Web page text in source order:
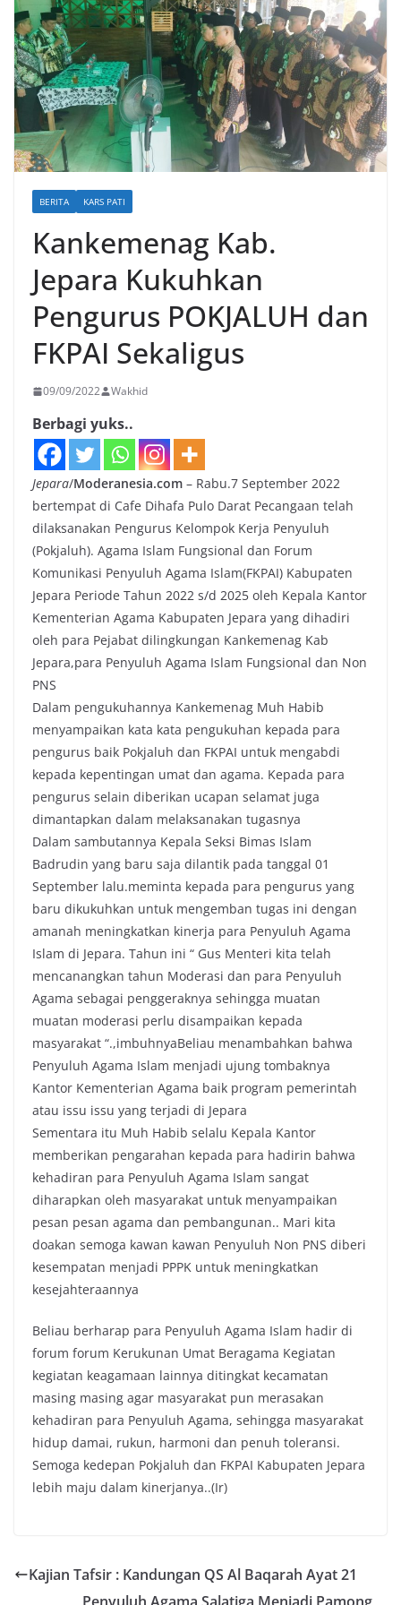
BERITA KARS PATI
Kankemenag Kab.
Jepara Kukuhkan
Pengurus POKJALUH dan
FKPAI Sekaligus
09/09/2022 Wakhid
Berbagi yuks..
Jepara/Moderanesia.com – Rabu.7 September 2022
bertempat di Cafe Dihafa Pulo Darat Pecangaan telah
dilaksanakan Pengurus Kelompok Kerja Penyuluh
(Pokjaluh). Agama Islam Fungsional dan Forum
Komunikasi Penyuluh Agama Islam(FKPAI) Kabupaten
Jepara Periode Tahun 2022 s/d 2025 oleh Kepala Kantor
Kementerian Agama Kabupaten Jepara yang dihadiri
oleh para Pejabat dilingkungan Kankemenag Kab
Jepara,para Penyuluh Agama Islam Fungsional dan Non
PNS
Dalam pengukuhannya Kankemenag Muh Habib
menyampaikan kata kata pengukuhan kepada para
pengurus baik Pokjaluh dan FKPAI untuk mengabdi
kepada kepentingan umat dan agama. Kepada para
pengurus selain diberikan ucapan selamat juga
dimantapkan dalam melaksanakan tugasnya
Dalam sambutannya Kepala Seksi Bimas Islam
Badrudin yang baru saja dilantik pada tanggal 01
September lalu.meminta kepada para pengurus yang
baru dikukuhkan untuk mengemban tugas ini dengan
amanah meningkatkan kinerja para Penyuluh Agama
Islam di Jepara. Tahun ini “ Gus Menteri kita telah
mencanangkan tahun Moderasi dan para Penyuluh
Agama sebagai penggeraknya sehingga muatan
muatan moderasi perlu disampaikan kepada
masyarakat “.,imbuhnyaBeliau menambahkan bahwa
Penyuluh Agama Islam menjadi ujung tombaknya
Kantor Kementerian Agama baik program pemerintah
atau issu issu yang terjadi di Jepara
Sementara itu Muh Habib selalu Kepala Kantor
memberikan pengarahan kepada para hadirin bahwa
kehadiran para Penyuluh Agama Islam sangat
diharapkan oleh masyarakat untuk menyampaikan
pesan pesan agama dan pembangunan.. Mari kita
doakan semoga kawan kawan Penyuluh Non PNS diberi
kesempatan menjadi PPPK untuk meningkatkan
kesejahteraannya
Beliau berharap para Penyuluh Agama Islam hadir di
forum forum Kerukunan Umat Beragama Kegiatan
kegiatan keagamaan lainnya ditingkat kecamatan
masing masing agar masyarakat pun merasakan
kehadiran para Penyuluh Agama, sehingga masyarakat
hidup damai, rukun, harmoni dan penuh toleransi.
Semoga kedepan Pokjaluh dan FKPAI Kabupaten Jepara
lebih maju dalam kinerjanya..(Ir)
Kajian Tafsir : Kandungan QS Al Baqarah Ayat 21